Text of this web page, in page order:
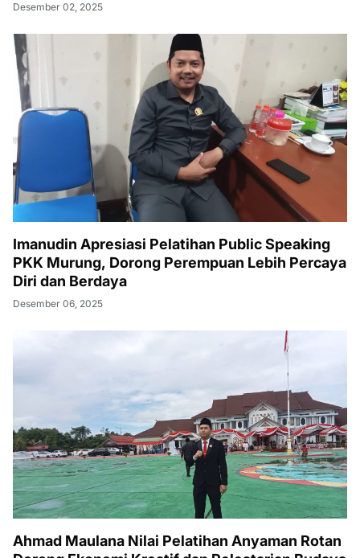
Desember 02, 2025
Imanudin Apresiasi Pelatihan Public Speaking
PKK Murung, Dorong Perempuan Lebih Percaya
Diri dan Berdaya
Desember 06, 2025
Ahmad Maulana Nilai Pelatihan Anyaman Rotan